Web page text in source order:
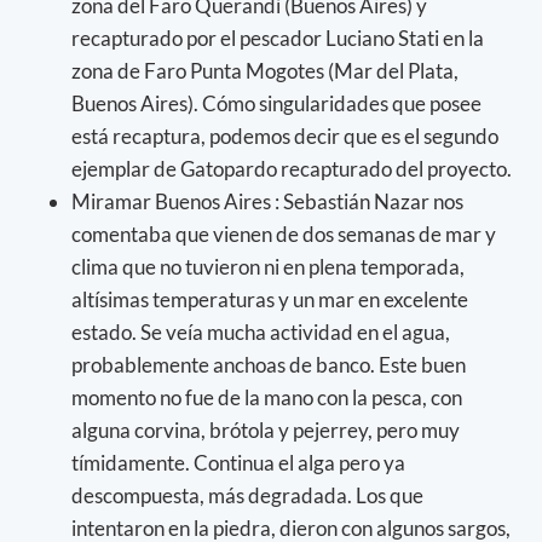
recapturado por el pescador Luciano Stati en la
zona de Faro Punta Mogotes (Mar del Plata,
Buenos Aires). Cómo singularidades que posee
está recaptura, podemos decir que es el segundo
ejemplar de Gatopardo recapturado del proyecto.
Miramar Buenos Aires : Sebastián Nazar nos
comentaba que vienen de dos semanas de mar y
clima que no tuvieron ni en plena temporada,
altísimas temperaturas y un mar en excelente
estado. Se veía mucha actividad en el agua,
probablemente anchoas de banco. Este buen
momento no fue de la mano con la pesca, con
alguna corvina, brótola y pejerrey, pero muy
tímidamente. Continua el alga pero ya
descompuesta, más degradada. Los que
intentaron en la piedra, dieron con algunos sargos,